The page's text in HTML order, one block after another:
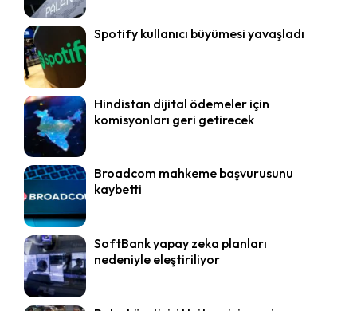
Spotify kullanıcı büyümesi yavaşladı
Hindistan dijital ödemeler için
komisyonları geri getirecek
Broadcom mahkeme başvurusunu
kaybetti
SoftBank yapay zeka planları
nedeniyle eleştiriliyor